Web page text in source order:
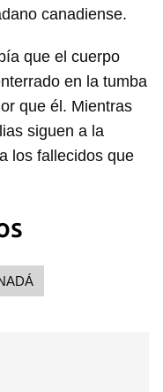
canadiense.
que el cuerpo
en la tumba
que él. Mientras
siguen a la
los fallecidos que